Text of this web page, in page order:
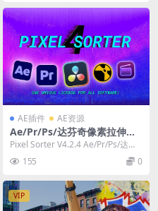
AE插件 AE资源
Ae/Pr/Ps/达芬奇像素拉伸撕
裂分离特效插件 Pixel Sorter
Pixel Sorter V4.2.4 Ae/Pr/Ps/达芬
155 0
VIP